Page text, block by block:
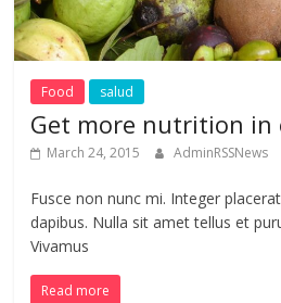
Food salud
Get more nutrition in
March 24, 2015 AdminRSSNews
Fusce non nunc mi. Integer
dapibus. Nulla sit amet tellus et
Vivamus
Read more